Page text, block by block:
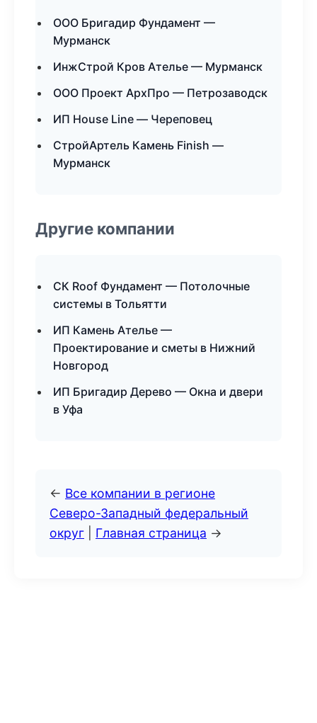
ООО Бригадир Фундамент —
Мурманск
ИнжСтрой Кров Ателье — Мурманск
ООО Проект АрхПро — Петрозаводск
ИП House Line — Череповец
СтройАртель Камень Finish —
Мурманск
Другие компании
СК Roof Фундамент — Потолочные
системы в Тольятти
ИП Камень Ателье —
Проектирование и сметы в Нижний
Новгород
ИП Бригадир Дерево — Окна и двери
в Уфа
← Все компании в регионе
Северо-Западный федеральный
округ
Главная страница →